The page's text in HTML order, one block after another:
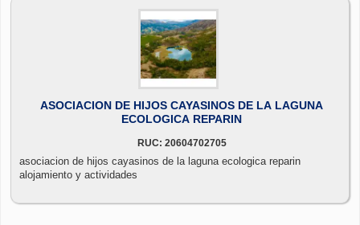
ASOCIACION DE HIJOS CAYASINOS DE LA LAGUNA
ECOLOGICA REPARIN
RUC: 20604702705
asociacion de hijos cayasinos de la laguna ecologica reparin
alojamiento y actividades